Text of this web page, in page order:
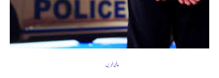
عالمی خبریں